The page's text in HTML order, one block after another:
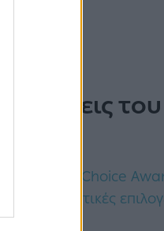
πόλεις
Readers’ Choice
ταξιδιωτικές